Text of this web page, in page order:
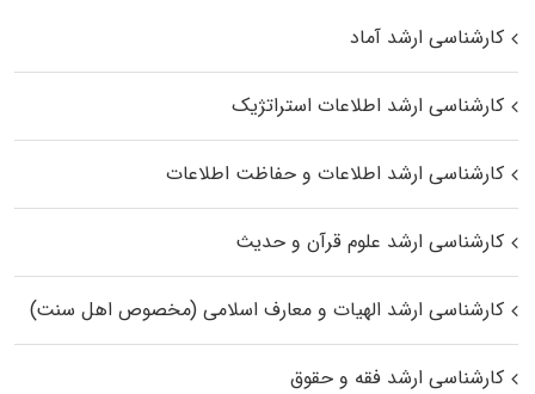
کارشناسی ارشد آماد
کارشناسی ارشد اطلاعات استراتژیک
کارشناسی ارشد اطلاعات و حفاظت اطلاعات
کارشناسی ارشد علوم قرآن و حدیث
کارشناسی ارشد الهیات و معارف اسلامی (مخصوص اهل سنت)
کارشناسی ارشد فقه و حقوق